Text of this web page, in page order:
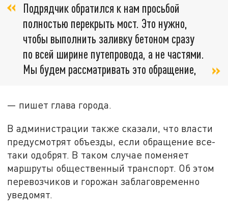
Подрядчик обратился к нам просьбой
полностью перекрыть мост. Это нужно,
чтобы выполнить заливку бетоном сразу
по всей ширине путепровода, а не частями.
Мы будем рассматривать это обращение,
— пишет глава города.
В администрации также сказали, что власти
предусмотрят объезды, если обращение все-
таки одобрят. В таком случае поменяет
маршруты общественный транспорт. Об этом
перевозчиков и горожан заблаговременно
уведомят.